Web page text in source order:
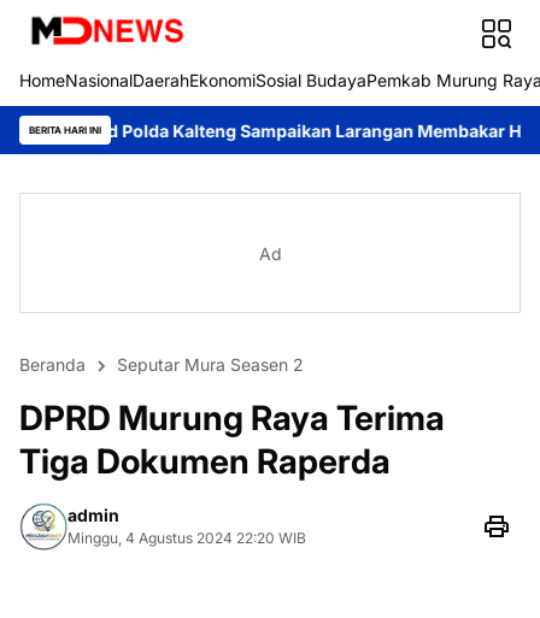
HomeNasionalDaerahEkonomiSosial BudayaPemkab Murung
BERITA HARI INI
Kalteng Sampaikan Larangan Membakar Hutan dan Lahan
Ad
Beranda Seputar Mura Seasen 2
DPRD Murung Raya Terima
Tiga Dokumen Raperda
admin
Minggu, 4 Agustus 2024 22:20 WIB